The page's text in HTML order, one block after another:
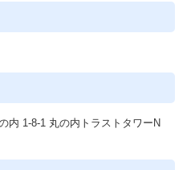
内 1-8-1 丸の内トラストタワーN